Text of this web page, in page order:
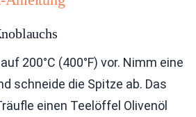
200°C (400°F) vor. Nimm eine
schneide die Spitze ab. Das
einen Teelöffel Olivenöl